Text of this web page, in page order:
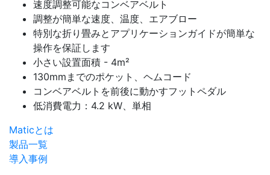
速度調整可能なコンベアベルト
調整が簡単な速度、温度、エアブロー
特別な折り畳みとアプリケーションガイドが簡単な
操作を保証します
小さい設置面積 - 4m²
130mmまでのポケット、ヘムコード
コンベアベルトを前後に動かすフットペダル
低消費電力：4.2 kW、単相
Maticとは
製品一覧
導入事例